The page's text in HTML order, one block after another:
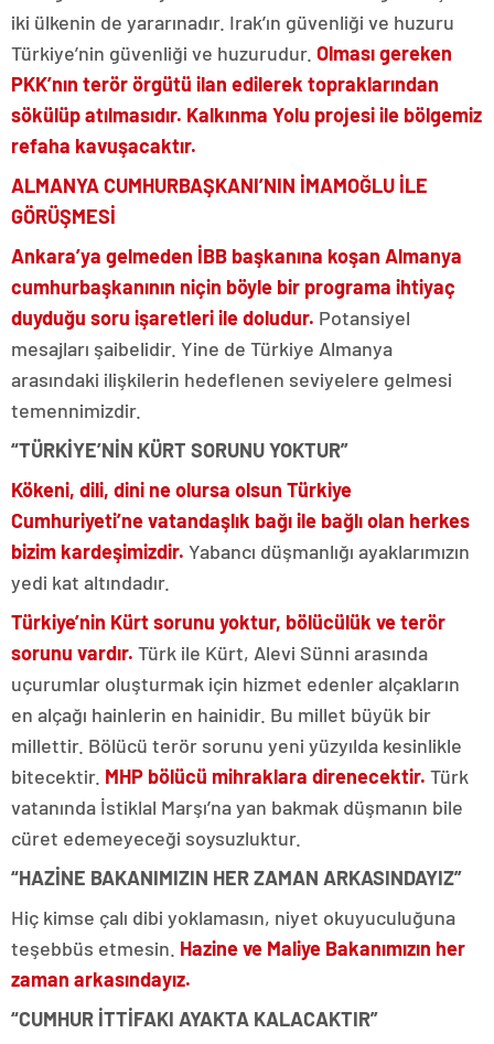
iki ülkenin de yararınadır. Irak’ın güvenliği ve huzuru
Türkiye’nin güvenliği ve huzurudur. Olması gereken
PKK’nın terör örgütü ilan edilerek topraklarından
sökülüp atılmasıdır. Kalkınma Yolu projesi ile bölgemiz
refaha kavuşacaktır.
ALMANYA CUMHURBAŞKANI’NIN İMAMOĞLU İLE
GÖRÜŞMESİ
Ankara’ya gelmeden İBB başkanına koşan Almanya
cumhurbaşkanının niçin böyle bir programa ihtiyaç
duyduğu soru işaretleri ile doludur. Potansiyel
mesajları şaibelidir. Yine de Türkiye Almanya
arasındaki ilişkilerin hedeflenen seviyelere gelmesi
temennimizdir.
“TÜRKİYE’NİN KÜRT SORUNU YOKTUR”
Kökeni, dili, dini ne olursa olsun Türkiye
Cumhuriyeti’ne vatandaşlık bağı ile bağlı olan herkes
bizim kardeşimizdir. Yabancı düşmanlığı ayaklarımızın
yedi kat altındadır.
Türkiye’nin Kürt sorunu yoktur, bölücülük ve terör
sorunu vardır. Türk ile Kürt, Alevi Sünni arasında
uçurumlar oluşturmak için hizmet edenler alçakların
en alçağı hainlerin en hainidir. Bu millet büyük bir
millettir. Bölücü terör sorunu yeni yüzyılda kesinlikle
bitecektir. MHP bölücü mihraklara direnecektir. Türk
vatanında İstiklal Marşı’na yan bakmak düşmanın bile
cüret edemeyeceği soysuzluktur.
“HAZİNE BAKANIMIZIN HER ZAMAN ARKASINDAYIZ”
Hiç kimse çalı dibi yoklamasın, niyet okuyuculuğuna
teşebbüs etmesin. Hazine ve Maliye Bakanımızın her
zaman arkasındayız.
“CUMHUR İTTİFAKI AYAKTA KALACAKTIR”